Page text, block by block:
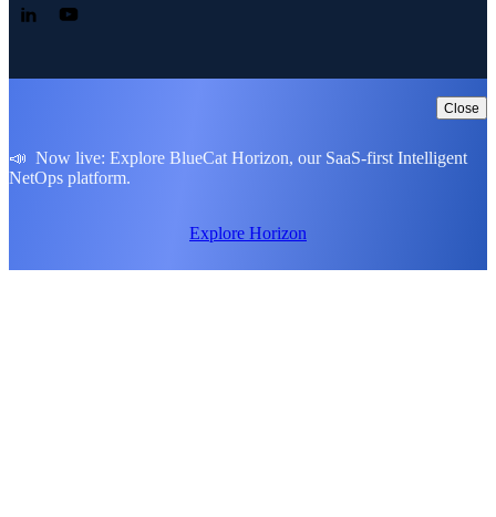
Follow us on LinkedIn
Follow us on YouTube
Close
📣 Now live: Explore BlueCat Horizon, our SaaS-first Intelligent
NetOps platform.
Explore Horizon